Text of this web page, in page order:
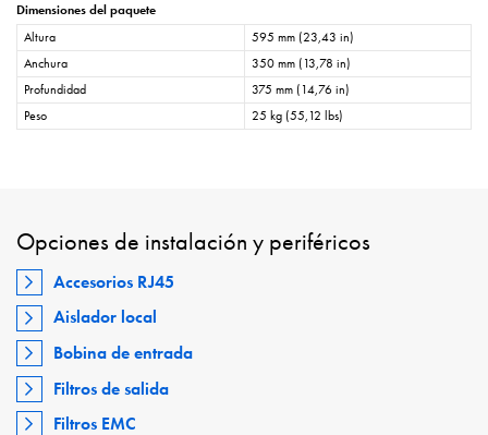
Dimensiones del paquete
Altura
595 mm (23,43 in)
Anchura
350 mm (13,78 in)
Profundidad
375 mm (14,76 in)
Peso
25 kg (55,12 lbs)
Opciones de instalación y periféricos
Accesorios RJ45
Aislador local
Bobina de entrada
Filtros de salida
Filtros EMC